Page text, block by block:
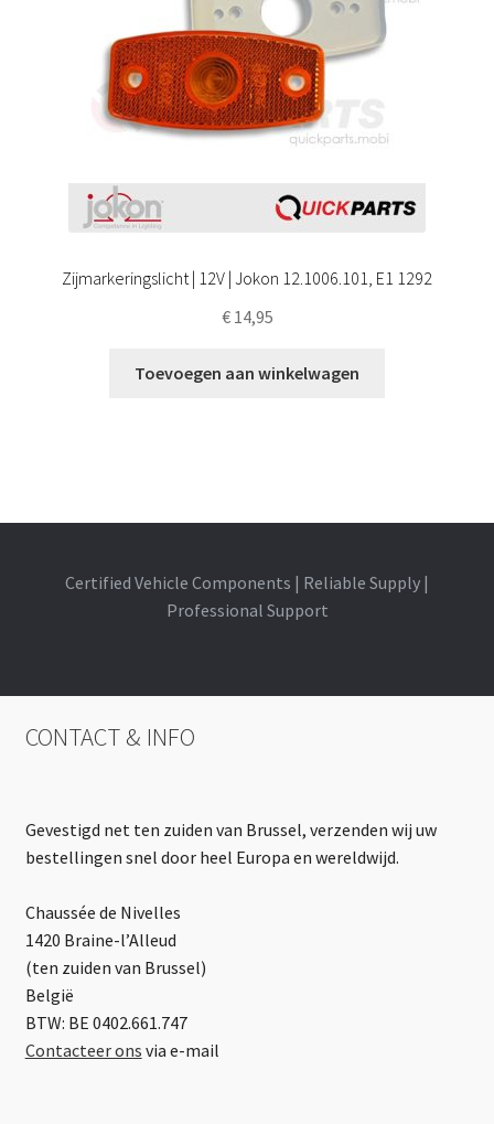
Zijmarkeringslicht | 12V | Jokon 12.1006.101, E1 1292
€14,95
Toevoegen aan winkelwagen
Certified Vehicle Components | Reliable Supply |
Professional Support
CONTACT & INFO
Gevestigd net ten zuiden van Brussel, verzenden wij uw
bestellingen snel door heel Europa en wereldwijd.
Chaussée de Nivelles
1420 Braine-l’Alleud
(ten zuiden van Brussel)
België
BTW: BE 0402.661.747
Contacteer ons via e-mail